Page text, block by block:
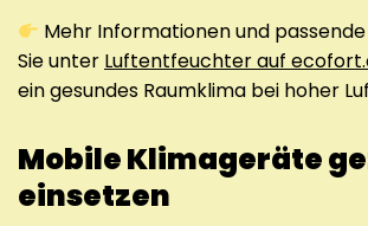
Mehr Informationen und
Sie unter Luftentfeuchter auf
ein gesundes Raumklima bei hoher
Mobile Klimageräte
einsetzen